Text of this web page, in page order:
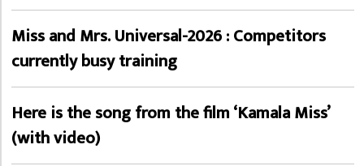
Miss and Mrs. Universal-2026 : Competitors
currently busy training
Here is the song from the film ‘Kamala Miss’
(with video)